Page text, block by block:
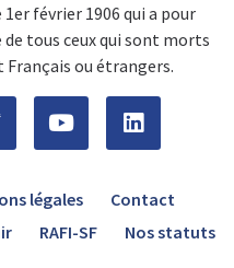
février 1906 qui a pour
tous ceux qui sont morts
Français ou étrangers.
légales
Contact
RAFI-SF Nos statuts